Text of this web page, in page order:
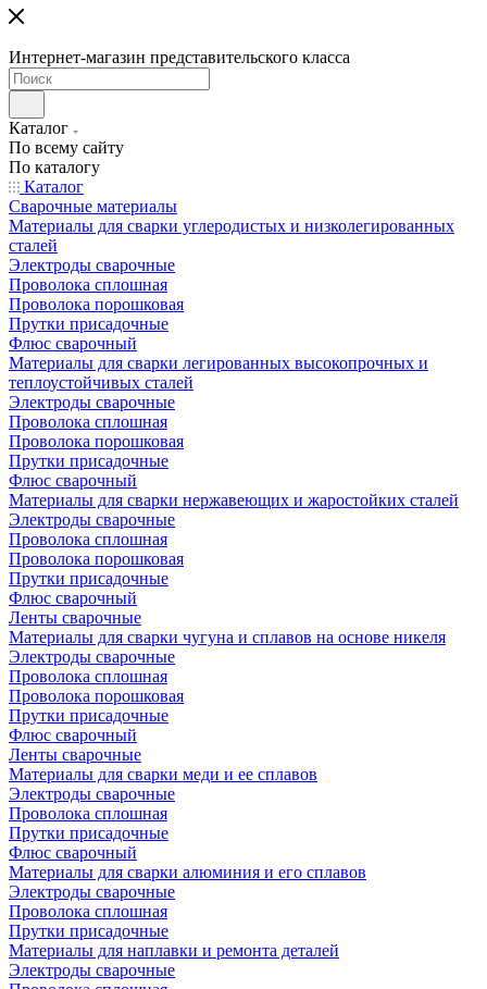
Интернет-магазин представительского класса
Каталог
По всему сайту
По каталогу
Каталог
Сварочные материалы
Материалы для сварки углеродистых и низколегированных
сталей
Электроды сварочные
Проволока сплошная
Проволока порошковая
Прутки присадочные
Флюс сварочный
Материалы для сварки легированных высокопрочных и
теплоустойчивых сталей
Электроды сварочные
Проволока сплошная
Проволока порошковая
Прутки присадочные
Флюс сварочный
Материалы для сварки нержавеющих и жаростойких сталей
Электроды сварочные
Проволока сплошная
Проволока порошковая
Прутки присадочные
Флюс сварочный
Ленты сварочные
Материалы для сварки чугуна и сплавов на основе никеля
Электроды сварочные
Проволока сплошная
Проволока порошковая
Прутки присадочные
Флюс сварочный
Ленты сварочные
Материалы для сварки меди и ее сплавов
Электроды сварочные
Проволока сплошная
Прутки присадочные
Флюс сварочный
Материалы для сварки алюминия и его сплавов
Электроды сварочные
Проволока сплошная
Прутки присадочные
Материалы для наплавки и ремонта деталей
Электроды сварочные